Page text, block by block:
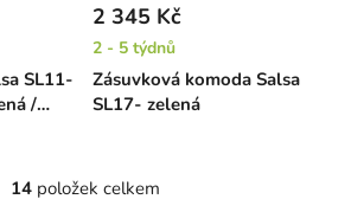
SL11-
/
Zásuvková komoda Salsa
SL17- zelená
2 345 Kč
2 - 5 týdnů
O
14 položek celkem